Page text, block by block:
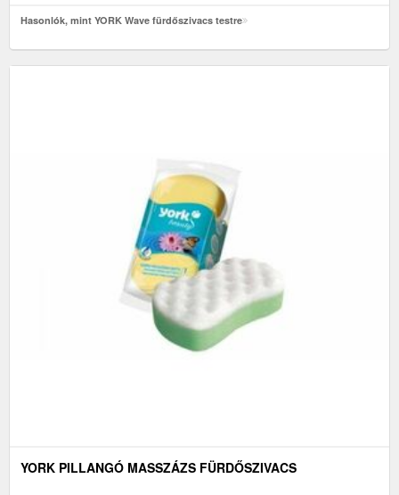
Hasonlók, mint YORK Wave fürdőszivacs testre
YORK PILLANGÓ MASSZÁZS FÜRDŐSZIVACS